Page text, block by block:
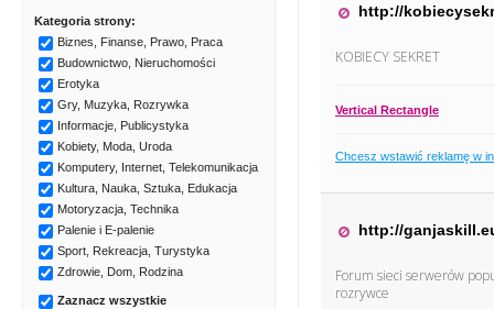
Kategoria strony:
Biznes, Finanse, Prawo, Praca
Budownictwo, Nieruchomości
Erotyka
Gry, Muzyka, Rozrywka
Informacje, Publicystyka
Kobiety, Moda, Uroda
Komputery, Internet, Telekomunikacja
Kultura, Nauka, Sztuka, Edukacja
Motoryzacja, Technika
Palenie i E-palenie
Sport, Rekreacja, Turystyka
Zdrowie, Dom, Rodzina
Zaznacz wszystkie
http://
KOBIECY SEKRET
Vertical Rectangle
Chcesz wstawić reklamę w
http://
Forum sieci serwerów
rozrywce